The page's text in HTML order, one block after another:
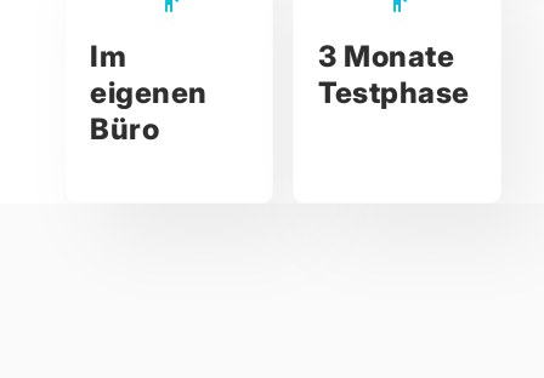
Im
eigenen
Büro
3 Monate
Testphase